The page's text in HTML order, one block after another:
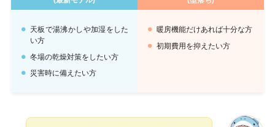
天板で湯沸かしや加湿をした
い方
冬場の乾燥対策をしたい方
災害時に備えたい方
暖房機能だけあれば十分な方
初期費用を抑えたい方